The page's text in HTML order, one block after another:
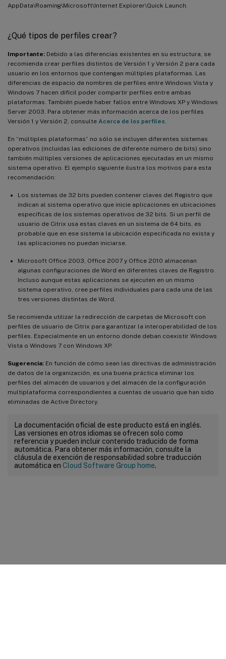
AppData\Roaming\Microsoft\Internet Explorer\Quick Launch.
¿Qué tipos de perfiles crear?
Importante: Debido a las diferencias existentes en su estructura, se
recomienda crear perfiles distintos de Versión 1 y Versión 2 para cada
usuario en los entornos que contengan múltiples plataformas. Las
diferencias de espacio de nombres de perfiles entre Windows Vista y
Windows 7 hacen difícil poder compartir perfiles entre ambas
plataformas. También puede haber fallos entre Windows XP y Windows
Server 2003. Para obtener más información acerca de los perfiles
Versión 1 y Versión 2, consulte Acerca de los perfiles
En “múltiples plataformas” no sólo se incluyen diferentes sistemas
operativos (incluidas las ediciones de diferente número de bits) sino
también múltiples versiones de aplicaciones ejecutadas en un mismo
sistema operativo. El ejemplo siguiente ilustra los motivos para esta
recomendación:
Los sistemas de 32 bits pueden contener claves del Registro que
indican al sistema operativo que inicie aplicaciones en ubicaciones
específicas de los sistemas operativos de 32 bits. Si un perfil de
usuario de Citrix usa estas claves en un sistema de 64 bits, es
probable que en ese sistema la ubicación especificada no exista y
las aplicaciones no puedan iniciarse.
Microsoft Office 2003, Office 2007 y Office 2010 almacenan
algunas configuraciones de Word en diferentes claves de Registro.
Incluso aunque estas aplicaciones se ejecuten en un mismo
sistema operativo, cree perfiles individuales para cada una de las
tres versiones distintas de Word.
Se recomienda utilizar la redirección de carpetas de Microsoft con
perfiles de usuario de Citrix para garantizar la interoperabilidad de los
perfiles. Especialmente en un entorno donde deban coexistir Windows
Vista o Windows 7 con Windows XP.
Sugerencia: En función de cómo sean las directivas de administración
de datos de la organización, es una buena práctica eliminar los
perfiles del almacén de usuarios y del almacén de la configuración
multiplataforma correspondientes a cuentas de usuario que han sido
eliminadas de Active Directory.
La documentación oficial de este producto está en inglés.
Las versiones en otros idiomas se ofrecen solo como
referencia y pueden incluir contenido traducido de forma
automática. Para obtener más información, consulte la
cláusula de exención de responsabilidad sobre traducción
automática en Cloud Software Group home.